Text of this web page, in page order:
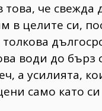
това, че
в целите си,
води до бърз
а усилията,
само като